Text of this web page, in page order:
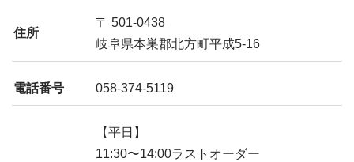
住所
〒 501-0438
岐阜県本巣郡北方町平成5‐16
電話番号 058-374-5119
【平日】
11:30〜14:00ラストオーダー